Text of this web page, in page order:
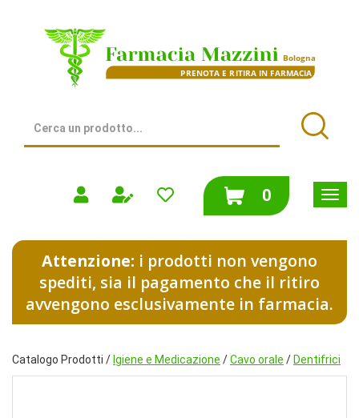
contenuto
Farmacia
Prodotto
0prodotti
inseriti
Attenzione: i prodotti non vengono
spediti, sia il pagamento che il ritiro
avvengono esclusivamente in farmacia.
Catalogo Prodotti / Igiene e Medicazione /Cavo orale / Dentifrici